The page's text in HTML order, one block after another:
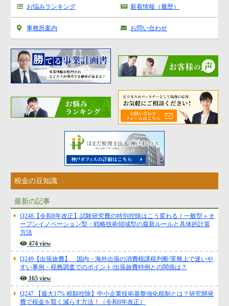
お悩みランキング 新着情報（履歴）
事務所案内 お問い合わせ
税金の豆知識
最新の記事
Q248【令和8年改正】試験研究費の特別控除はこう変わる！一般型＋オ
ープンイノベーション型・戦略技術領域型の最新ルールと具体的計算
方法
474 view
Q249【出張旅費】 国内・海外出張の消費税課税判断/実務上で迷いや
すい事例・税務調査でのポイント/出張旅費特例との関係は？
165 view
Q247 【最大17% 税額控除】中小企業技術基盤強化税制とは？研究開発
費で税金を賢く減らす方法！（令和8年改正）